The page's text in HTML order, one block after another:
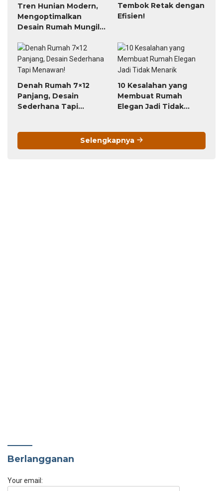
Tren Hunian Modern,
Mengoptimalkan
Desain Rumah Mungil
Tembok Retak dengan
Efisien!
Denah Rumah 7×12
Panjang, Desain
Sederhana Tapi
10 Kesalahan yang
Membuat Rumah
Elegan Jadi Tidak
Selengkapnya
Berlangganan
Your email: